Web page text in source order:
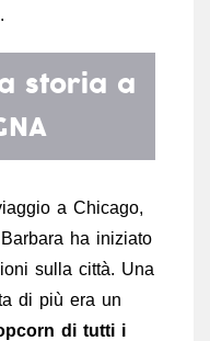
.
storia a
a Chicago,
ha iniziato
sulla città. Una
di più era un
di tutti i